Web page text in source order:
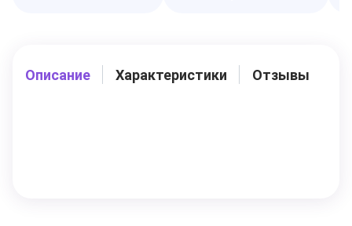
Описание Характеристики Отзывы